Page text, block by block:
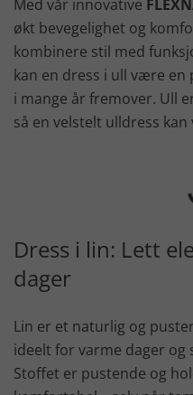
Med vår innovative
økt bevegelighet og
kombinere stil med
kan en dress i ull være
i mange år fremover. Ull
så en velstelt ulldress kan
Dress i lin: Lett
dager
Lin er et naturlig og
ideelt for varme dager
Stoffet er pustende og